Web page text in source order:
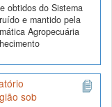
obtidos do Sistema
e mantido pela
Agropecuária
sob